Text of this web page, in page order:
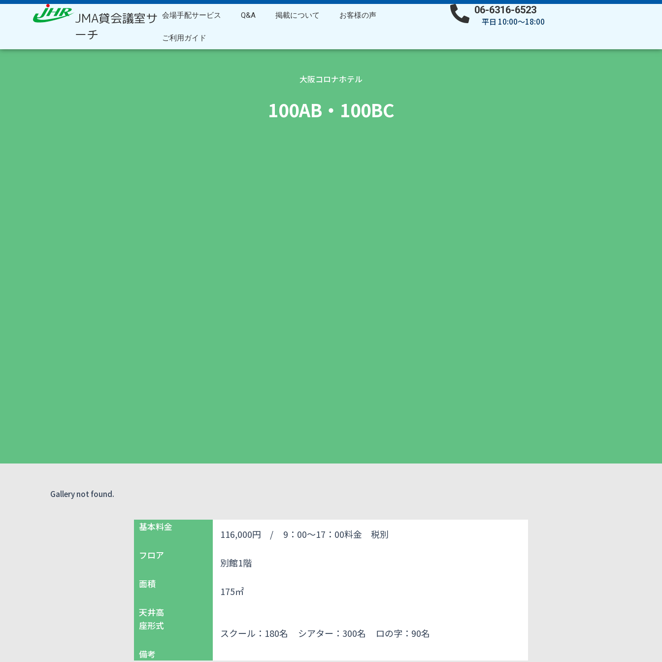
内
キ
JMA貸会議室サ
ーチ
会場手配サービス Q&A 掲載について お客様の声
ご利用ガイド
06-6316-6523
平日 10:00～18:00
大阪コロナホテル
100AB・100BC
Gallery not found.
基本料金
116,000円 / 9：00～17：00料金 税別
フロア
別館1階
面積
175㎡
天井高
座形式
スクール：180名 シアター：300名 ロの字：90名
備考